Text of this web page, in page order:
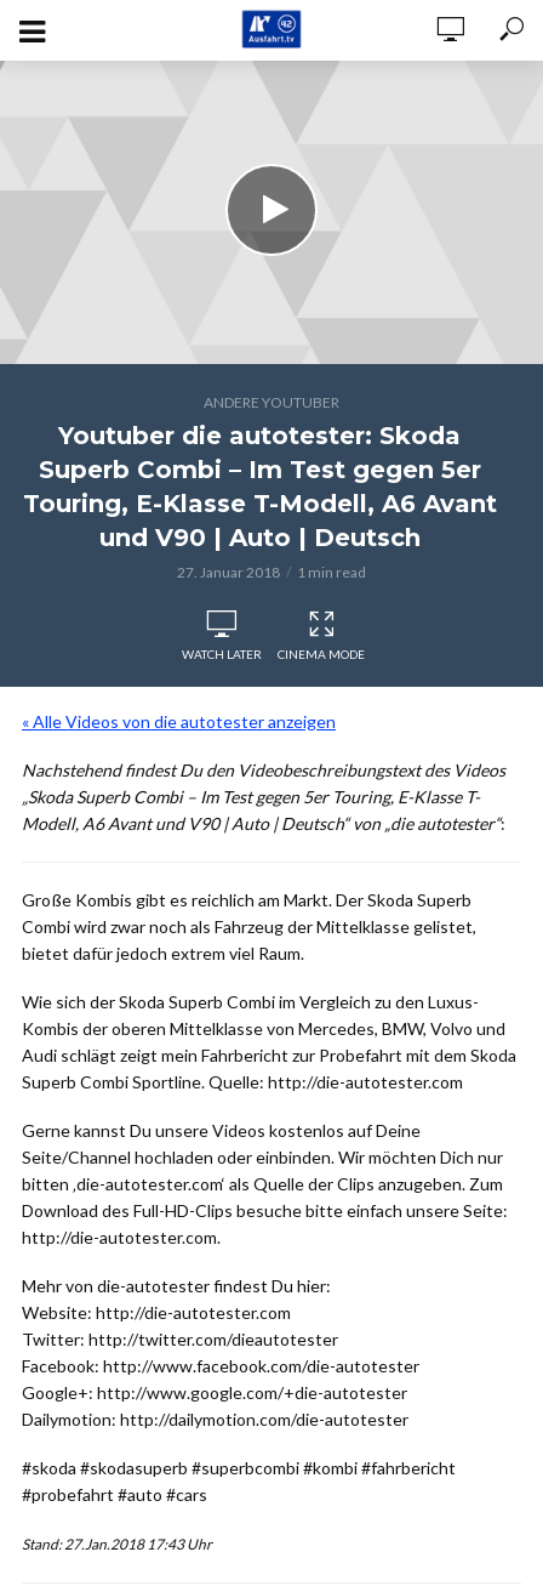
ANDERE YOUTUBER
Youtuber die autotester: Skoda
Superb Combi – Im Test gegen 5er
Touring, E-Klasse T-Modell, A6 Avant
und V90 | Auto | Deutsch
27. Januar 2018 1 min read
WATCH LATER CINEMA MODE
« Alle Videos von die autotester anzeigen
Nachstehend findest Du den Videobeschreibungstext des Videos
„Skoda Superb Combi – Im Test gegen 5er Touring, E-Klasse T-
Modell, A6 Avant und V90 | Auto | Deutsch“ von „die autotester“:
Große Kombis gibt es reichlich am Markt. Der Skoda Superb
Combi wird zwar noch als Fahrzeug der Mittelklasse gelistet,
bietet dafür jedoch extrem viel Raum.
Wie sich der Skoda Superb Combi im Vergleich zu den Luxus-
Kombis der oberen Mittelklasse von Mercedes, BMW, Volvo und
Audi schlägt zeigt mein Fahrbericht zur Probefahrt mit dem Skoda
Superb Combi Sportline. Quelle: http://die-autotester.com
Gerne kannst Du unsere Videos kostenlos auf Deine
Seite/Channel hochladen oder einbinden. Wir möchten Dich nur
bitten ‚die-autotester.com‘ als Quelle der Clips anzugeben. Zum
Download des Full-HD-Clips besuche bitte einfach unsere Seite:
http://die-autotester.com.
Mehr von die-autotester findest Du hier:
Website: http://die-autotester.com
Twitter: http://twitter.com/dieautotester
Facebook: http://www.facebook.com/die-autotester
Google+: http://www.google.com/+die-autotester
Dailymotion: http://dailymotion.com/die-autotester
#skoda #skodasuperb #superbcombi #kombi #fahrbericht
#probefahrt #auto #cars
Stand: 27.Jan.2018 17:43 Uhr